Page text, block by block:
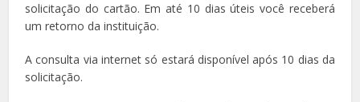
solicitação do cartão. Em até 10 dias úteis você receberá
um retorno da instituição.
A consulta via internet só estará disponível após 10 dias da
solicitação.